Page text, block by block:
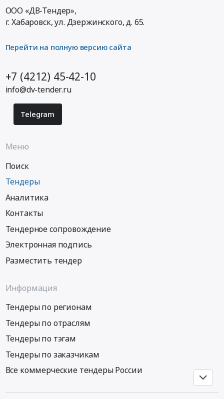
ООО «ДВ-Тендер»,
г. Хабаровск,ул. Дзержинского, д. 65.
Перейти на полную версию сайта
+7 (4212) 45-42-10
info@dv-tender.ru
Telegram
Меню
Поиск
Тендеры
Аналитика
Контакты
Тендерное сопровождение
Электронная подпись
Разместить тендер
Информация
Тендеры по регионам
Тендеры по отраслям
Тендеры по тэгам
Тендеры по заказчикам
Все коммерческие тендеры России